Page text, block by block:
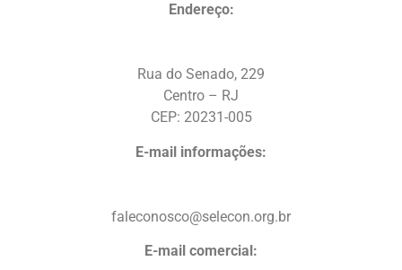
Endereço:
Rua do Senado, 229
Centro – RJ
CEP: 20231-005
E-mail informações:
faleconosco@selecon.org.br
E-mail comercial: